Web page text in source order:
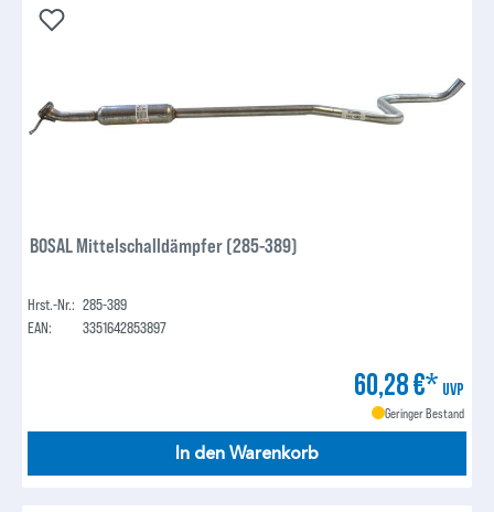
BOSAL Mittelschalldämpfer (285-389)
Hrst.-Nr.: 285-389
EAN:
3351642853897
60,28 €* UVP
Geringer Bestand
In den Warenkorb